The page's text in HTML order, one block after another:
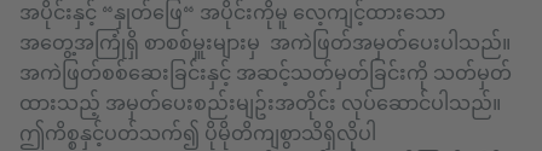
အပိုင်းနှင့် “နှုတ်ဖြေ“ အပိုင်းကိုမူ လေ့ကျင့်ထားသော
အတွေ့အကြုံရှိ စာစစ်မှူးများမှ အကဲဖြတ်အမှတ်ပေးပါသည်။
အကဲဖြတ်စစ်ဆေးခြင်းနှင့် အဆင့်သတ်မှတ်ခြင်းကို သတ်မှတ်
ထားသည့် အမှတ်ပေးစည်းမျဥ်းအတိုင်း လုပ်ဆောင်ပါသည်။
ဤကိစ္စနှင့်ပတ်သက်၍ ပိုမိုတိကျစွာသိရှိလိုပါ